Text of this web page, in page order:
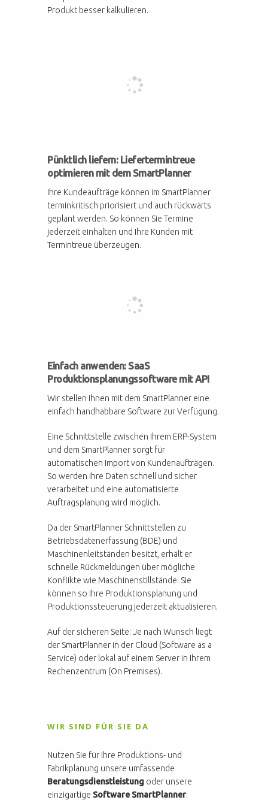
Produkt besser kalkulieren.
Pünktlich liefern: Liefertermintreue
optimieren mit dem SmartPlanner
Ihre Kundeaufträge können im SmartPlanner
terminkritisch priorisiert und auch rückwärts
geplant werden. So können Sie Termine
jederzeit einhalten und Ihre Kunden mit
Termintreue überzeugen.
Einfach anwenden: SaaS
Produktionsplanungssoftware mit API
Wir stellen Ihnen mit dem SmartPlanner eine
einfach handhabbare Software zur Verfügung.
Eine Schnittstelle zwischen Ihrem ERP-System
und dem SmartPlanner sorgt für
automatischen Import von Kundenaufträgen.
So werden Ihre Daten schnell und sicher
verarbeitet und eine automatisierte
Auftragsplanung wird möglich.
Da der SmartPlanner Schnittstellen zu
Betriebsdatenerfassung (BDE) und
Maschinenleitständen besitzt, erhält er
schnelle Rückmeldungen über mögliche
Konflikte wie Maschinenstillstände. Sie
können so Ihre Produktionsplanung und
Produktionssteuerung jederzeit aktualisieren.
Auf der sicheren Seite: Je nach Wunsch liegt
der SmartPlanner in der Cloud (Software as a
Service) oder lokal auf einem Server in Ihrem
Rechenzentrum (On Premises).
WIR SIND FÜR SIE DA
Nutzen Sie für Ihre Produktions- und
Fabrikplanung unsere umfassende
Beratungsdienstleistung oder unsere
einzigartige Software SmartPlanner: